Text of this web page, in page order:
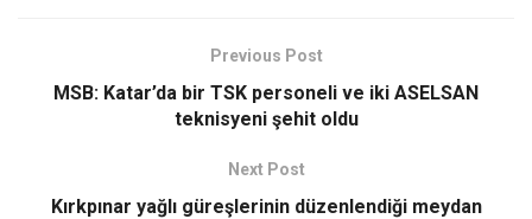
Previous Post
MSB: Katar’da bir TSK personeli ve iki ASELSAN
teknisyeni şehit oldu
Next Post
Kırkpınar yağlı güreşlerinin düzenlendiği meydan